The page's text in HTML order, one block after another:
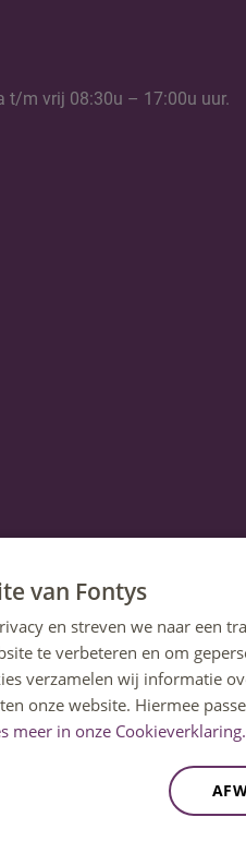
t/m vrij 08:30u – 17:00u uur.
van Fontys
en streven we naar een
te verbeteren en om
verzamelen wij informatie
onze website. Hiermee
meer in onze Cookieverklaring.